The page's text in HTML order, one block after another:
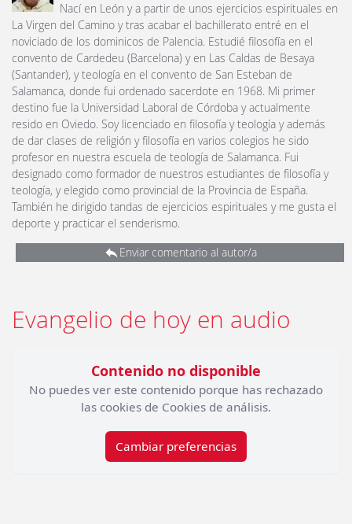
Nací en León y a partir de unos ejercicios espirituales en
La Virgen del Camino y tras acabar el bachillerato entré en el
noviciado de los dominicos de Palencia. Estudié filosofía en el
convento de Cardedeu (Barcelona) y en Las Caldas de Besaya
(Santander), y teología en el convento de San Esteban de
Salamanca, donde fui ordenado sacerdote en 1968. Mi primer
destino fue la Universidad Laboral de Córdoba y actualmente
resido en Oviedo. Soy licenciado en filosofía y teología y además
de dar clases de religión y filosofía en varios colegios he sido
profesor en nuestra escuela de teología de Salamanca. Fui
designado como formador de nuestros estudiantes de filosofía y
teología, y elegido como provincial de la Provincia de España.
También he dirigido tandas de ejercicios espirituales y me gusta el
deporte y practicar el senderismo.
Enviar comentario al autor/a
Evangelio de hoy en audio
Contenido no disponible
No puedes ver este contenido porque has rechazado
las cookies de Cookies de análisis.
Cambiar preferencias